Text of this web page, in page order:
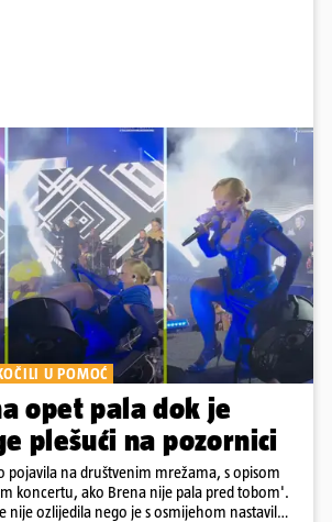
U POMOĆ
opet pala dok je
plešući na pozornici
pojavila na društvenim mrežama, s opisom
koncertu, ako Brena nije pala pred tobom'.
nije ozlijedila nego je s osmijehom nastavila